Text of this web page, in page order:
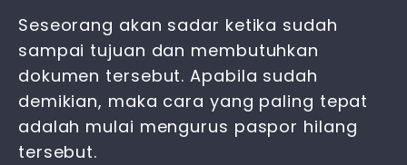
Seseorang akan sadar ketika sudah
sampai tujuan dan membutuhkan
dokumen tersebut. Apabila sudah
demikian, maka cara yang paling tepat
adalah mulai mengurus paspor hilang
tersebut.